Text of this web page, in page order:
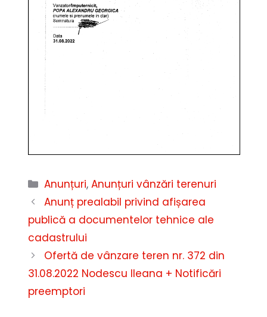
Categorii
Anunțuri,Anunțuri vânzări terenuri
Anunț prealabil privind afișarea
publică a documentelor tehnice ale
cadastrului
Ofertă de vânzare teren nr. 372 din
31.08.2022 Nodescu Ileana + Notificări
preemptori